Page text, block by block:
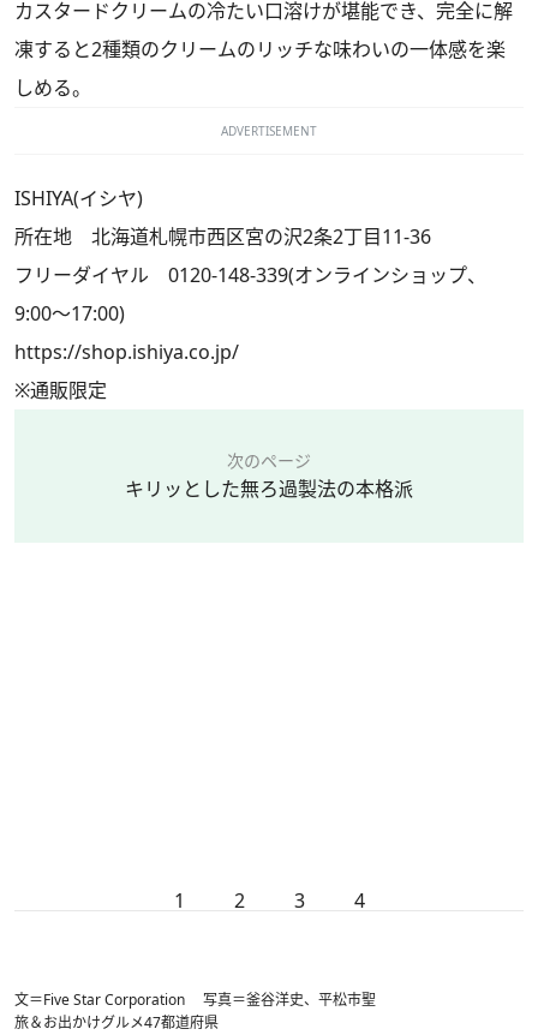
カスタードクリームの冷たい口溶けが堪能でき、完全に解
凍すると2種類のクリームのリッチな味わいの一体感を楽
しめる。
ADVERTISEMENT
ISHIYA(イシヤ)
所在地 北海道札幌市西区宮の沢2条2丁目11-36
フリーダイヤル 0120-148-339(オンラインショップ、
9:00〜17:00)
https://shop.ishiya.co.jp/
※通販限定
次のページ
キリッとした無ろ過製法の本格派
1 2 3 4
文＝Five Star Corporation 写真＝釜谷洋史、平松市聖
旅＆お出かけグルメ47都道府県